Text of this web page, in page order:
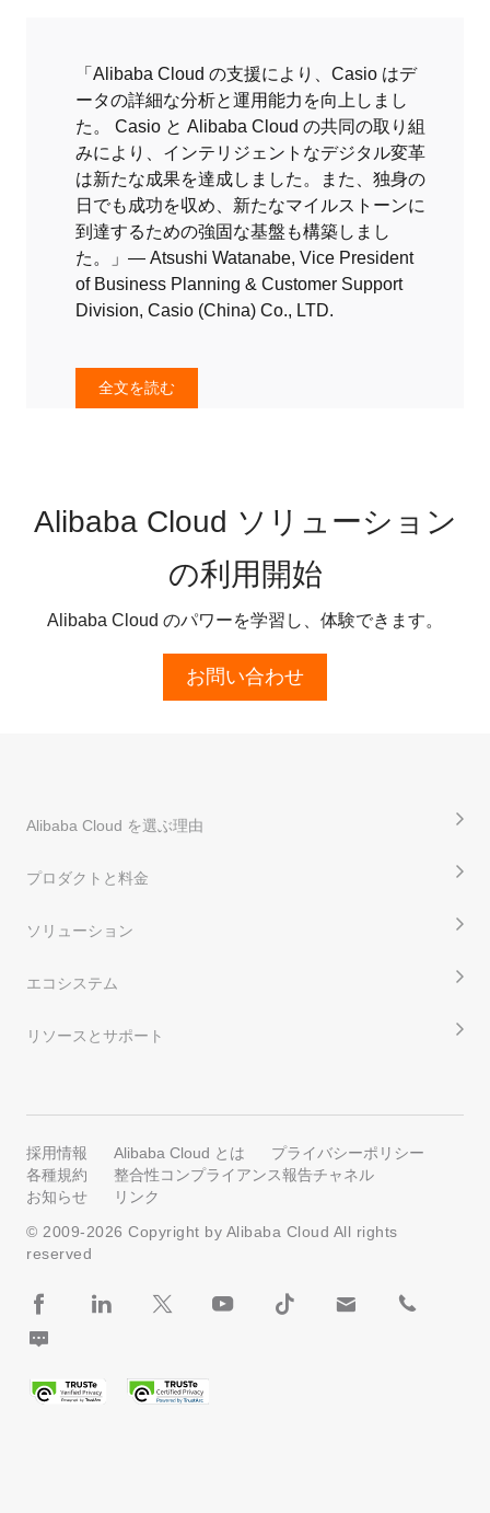
「Alibaba Cloud の支援により、Casio はデ
ータの詳細な分析と運用能力を向上しまし
た。 Casio と Alibaba Cloud の共同の取り組
みにより、インテリジェントなデジタル変革
は新たな成果を達成しました。また、独身の
日でも成功を収め、新たなマイルストーンに
到達するための強固な基盤も構築しまし
た。」— Atsushi Watanabe, Vice President
of Business Planning & Customer Support
Division, Casio (China) Co., LTD.
全文を読む
Alibaba Cloud ソリューション
の利用開始
Alibaba Cloud のパワーを学習し、体験できます。
お問い合わせ
Alibaba Cloud を選ぶ理由
プロダクトと料金
ソリューション
エコシステム
リソースとサポート
採用情報 Alibaba Cloud とは
プライバシーポリシー
各種規約
整合性コンプライアンス報告チャネル
お知らせ
リンク
© 2009-2026 Copyright by Alibaba Cloud All rights
reserved